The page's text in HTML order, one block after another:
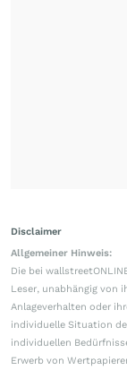
Disclaimer
Allgemeiner Hinweis:
Die bei
Leser, unabhängig von
Anlageverhalten oder
individuelle Situation
individuellen
Erwerb von